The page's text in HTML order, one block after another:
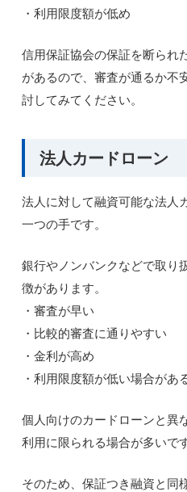
・利用限度額が低め
信用保証協会の保証を断られ
があるので、審査が通るか不
討してみてください。
法人カードローン
法人に対して融資可能な法人
一つの手です。
銀行やノンバンクなどで取り
徴があります。
・審査が早い
・比較的審査に通りやすい
・金利が高め
・利用限度額が低い場合があ
個人向けのカードローンと異
利用に限られる場合が多いです
そのため、保証つき融資と同